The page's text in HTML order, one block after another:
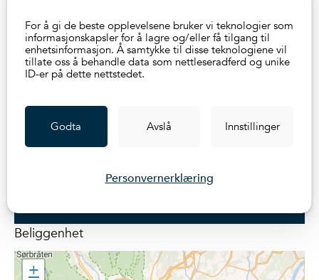
Lillestrøm til landets beste sykkelby.
Raskt å komme til resten av verden
Området gir mulighet for offentlig kommunikasjon via
for øvrig Romerikes sentrale kollektivknutepunkt – med
Beliggenhet
+
For å gi de beste opplevelsene bruker vi teknologier som
informasjonskapsler for å lagre og/eller få tilgang til
enhetsinformasjon. Å samtykke til disse teknologiene vil
tillate oss å behandle data som nettleseradferd og unike
ID-er på dette nettstedet.
Godta Avslå Innstillinger
Personvernerklæring